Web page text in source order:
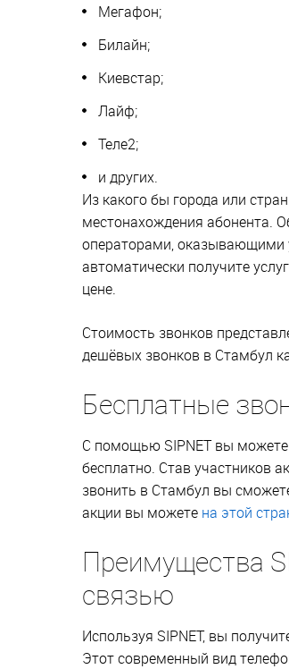
Мегафон;
Билайн;
Киевстар;
Лайф;
Теле2;
и других.
Из какого бы города или
местонахождения абонента.
операторами, оказывающими
автоматически получите
цене.
Стоимость звонков
дешёвых звонков в Стамбул
Бесплатные
С помощью SIPNET вы можете
бесплатно. Став участников
звонить в Стамбул вы
акции вы можете на этой
Преимущества
связью
Используя SIPNET, вы
Этот современный вид